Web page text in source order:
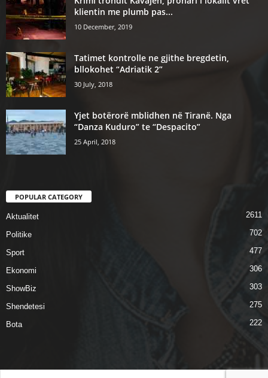
klientin me plumb pas...
10 December, 2019
Tatimet kontrolle ne gjithe bregdetin,
bllokohet “Adriatik 2”
30 July, 2018
Yjet botërorë mblidhen në Tiranë. Nga
“Danza Kuduro” te “Despacito”
25 April, 2018
POPULAR CATEGORY
Aktualitet 2611
Politike 702
Sport 477
Ekonomi 306
ShowBiz 303
Shendetesi 275
Bota 222